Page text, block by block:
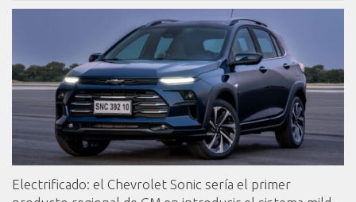
Electrificado: el Chevrolet Sonic sería el primer